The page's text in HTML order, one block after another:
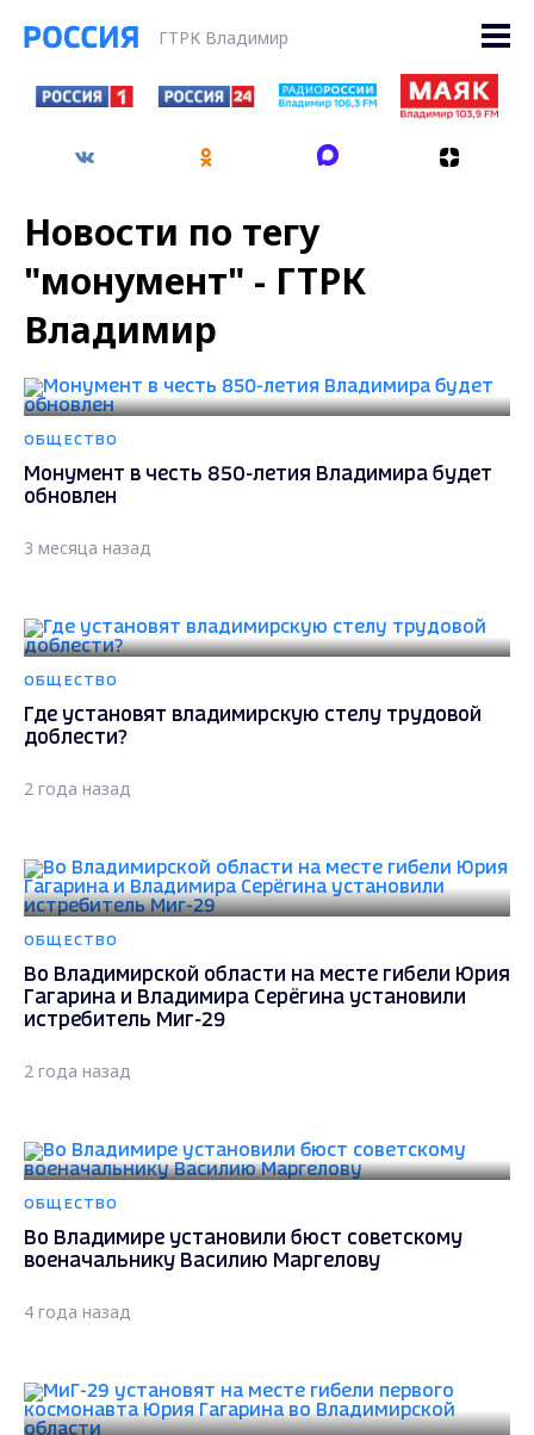
ГТРК Владимир
Новости по тегу
"монумент" - ГТРК
Владимир
ОБЩЕСТВО
Монумент в честь 850-летия Владимира будет
обновлен
3 месяца назад
ОБЩЕСТВО
Где установят владимирскую стелу трудовой
доблести?
2 года назад
ОБЩЕСТВО
Во Владимирской области на месте гибели Юрия
Гагарина и Владимира Серёгина установили
истребитель Миг-29
2 года назад
ОБЩЕСТВО
Во Владимире установили бюст советскому
военачальнику Василию Маргелову
4 года назад